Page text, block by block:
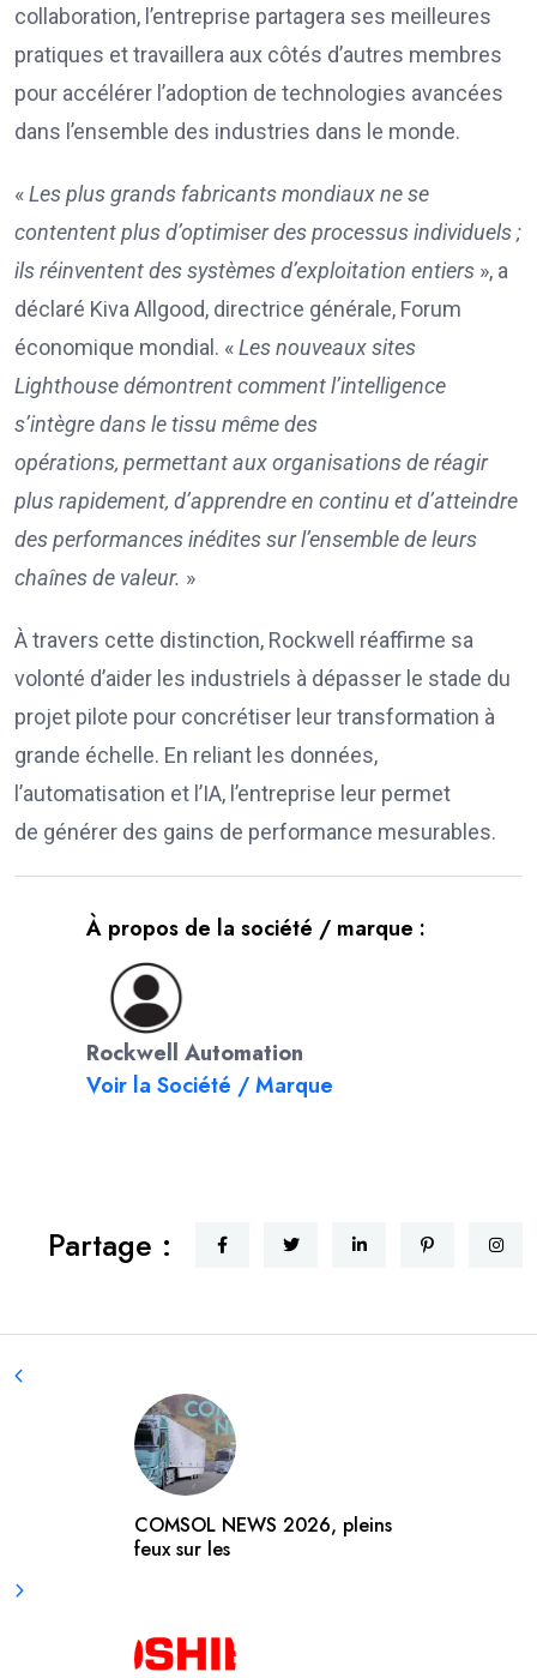
collaboration, l’entreprise partagera ses meilleures
pratiques et travaillera aux côtés d’autres membres
pour accélérer l’adoption de technologies avancées
dans l’ensemble des industries dans le monde.
«Les plus grands fabricants mondiaux ne se
contentent plus d’optimiser des processus individuels ;
ils réinventent des systèmes d’exploitation entiers », a
déclaré Kiva Allgood, directrice générale, Forum
économique mondial. «Les nouveaux sites
Lighthousedémontrent comment l’intelligence
s’intègre dans le tissu même des
opérations, permettantaux organisations de réagir
plus rapidement, d’apprendre en continu et d’atteindre
desperformances inéditessur l’ensemble de leurs
chaînes de valeur. »
À travers cette distinction, Rockwell réaffirme sa
volonté d’aider les industriels à dépasser le stade du
projet pilote pour concrétiser leur transformation à
grande échelle. En reliant les données,
l’automatisation et l’IA, l’entreprise leur permet
de générer des gains de performance mesurables.
À propos de la société / marque :
Rockwell Automation
Voir la Société / Marque
Partage :
COMSOL NEWS 2026, pleins
feux sur les